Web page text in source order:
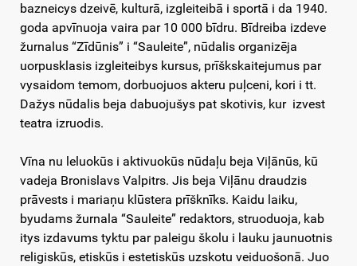
bazneicys dzeivē, kulturā, izgleiteibā i sportā i da 1940.
goda apvīnuoja vaira par 10 000 bīdru. Bīdreiba izdeve
žurnalus “Zīdūnis” i “Sauleite”, nūdalis organizēja
uorpusklasis izgleiteibys kursus, prīškskaitejumus par
vysaidom temom, dorbuojuos akteru puļceni, kori i tt.
Dažys nūdalis beja dabuojušys pat skotivis, kur izvest
teatra izruodis.
Vīna nu leluokūs i aktivuokūs nūdaļu beja Viļānūs, kū
vadeja Bronislavs Valpitrs. Jis beja Viļānu draudzis
prāvests i mariaņu klūstera prīšknīks. Kaidu laiku,
byudams žurnala “Sauleite” redaktors, struoduoja, kab
itys izdavums tyktu par paleigu školu i lauku jaunuotnis
religiskūs, etiskūs i estetiskūs uzskotu veiduošonā. Juo